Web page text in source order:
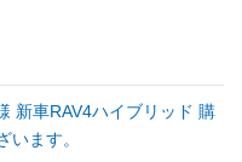
新車RAV4ハイブリッド 購
います。